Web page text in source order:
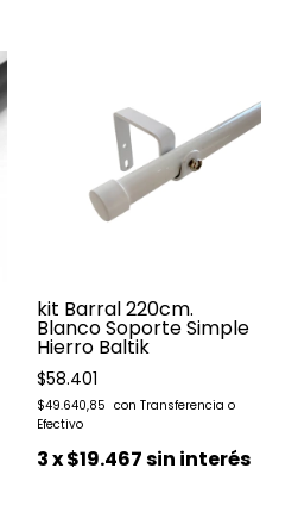
kit Barral 220cm.
Blanco Soporte Simple
Hierro Baltik
$58.401
$49.640,85
3x$19.467sin interés